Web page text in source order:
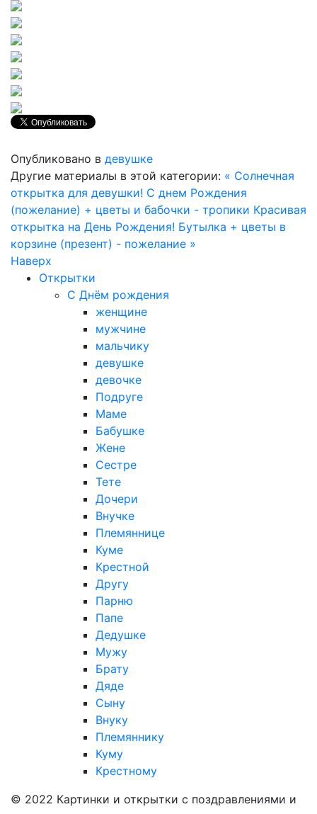
Опубликовано в девушке
Другие материалы в этой категории: « Солнечная
открытка для девушки! С днем Рождения
(пожелание) + цветы и бабочки - тропики Красивая
открытка на День Рождения! Бутылка + цветы в
корзине (презент) - пожелание »
Наверх
Открытки
С Днём рождения
женщине
мужчине
мальчику
девушке
девочке
Подруге
Маме
Бабушке
Жене
Сестре
Тете
Дочери
Внучке
Племяннице
Куме
Крестной
Другу
Парню
Папе
Дедушке
Мужу
Брату
Дяде
Сыну
Внуку
Племяннику
Куму
Крестному
© 2022 Картинки и открытки с поздравлениями и